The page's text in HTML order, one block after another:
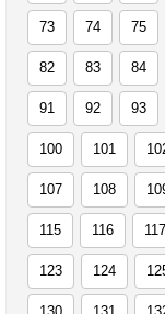
73 74 75
82 83 84
91 92 93
100 101
107 108
115 116 117
123 124